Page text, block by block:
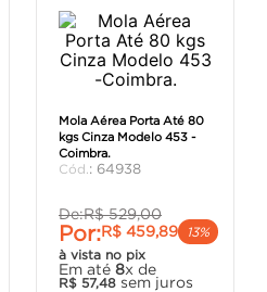
Mola Aérea Porta Até 80
kgs Cinza Modelo 453 -
Coimbra.
: 64938
De:R$ 529,00
Por:R$ 459,89
13%
à vista no pix
Em até 8x de
R$ 57,48 sem juros